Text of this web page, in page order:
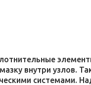
внутри узлов.
системами.